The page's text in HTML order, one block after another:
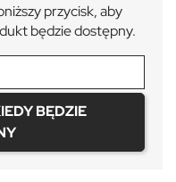
przycisk, aby
będzie dostępny.
BĘDZIE